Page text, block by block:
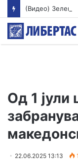
Од 1 јули
22.06.2025 13:13